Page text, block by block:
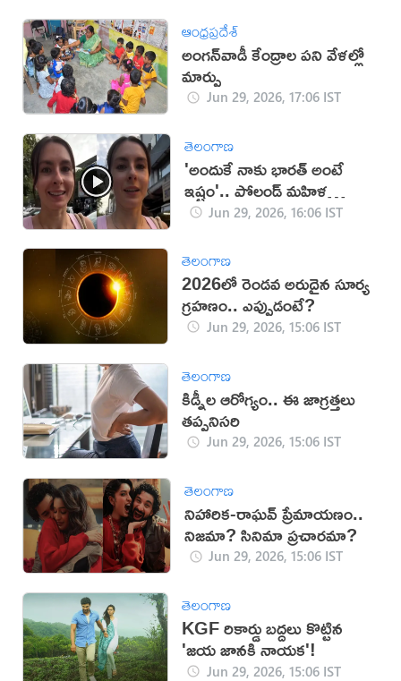
ఆంధ్రప్రదేశ్
అంగన్‌వాడీ కేంద్రాల పని వేళల్లో
మార్పు
Jun 29, 2026, 17:06 IST
తెలంగాణ
'అందుకే నాకు భారత్ అంటే
ఇష్టం'.. పోలండ్ మహిళ
(వీడియో)
Jun 29, 2026, 16:06 IST
తెలంగాణ
2026లో రెండవ అరుదైన సూర్య
గ్రహణం.. ఎప్పుడంటే?
Jun 29, 2026, 15:06 IST
తెలంగాణ
కిడ్నీల ఆరోగ్యం.. ఈ జాగ్రత్తలు
తప్పనిసరి
Jun 29, 2026, 15:06 IST
తెలంగాణ
నిహారిక-రాఘవ్ ప్రేమాయణం..
నిజమా? సినిమా ప్రచారమా?
Jun 29, 2026, 15:06 IST
తెలంగాణ
KGF రికార్డు బద్దలు కొట్టిన
'జయ జానకి నాయక'!
Jun 29, 2026, 15:06 IST